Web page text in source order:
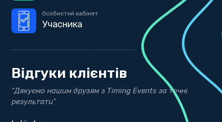
Особистий кабінет
Учасника
Відгуки клієнтів
"Дякуємо нашим друзям з Timing Events за точні
результати"